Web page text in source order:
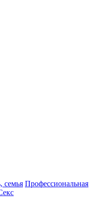
семья Профессиональная